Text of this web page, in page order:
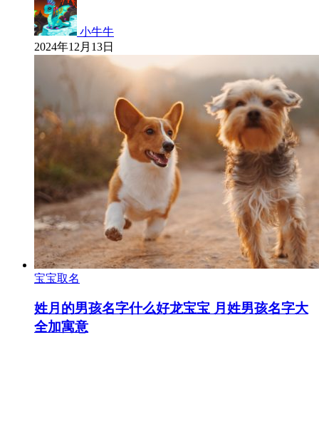
小牛牛
2024年12月13日
宝宝取名
姓月的男孩名字什么好龙宝宝 月姓男孩名字大
全加寓意